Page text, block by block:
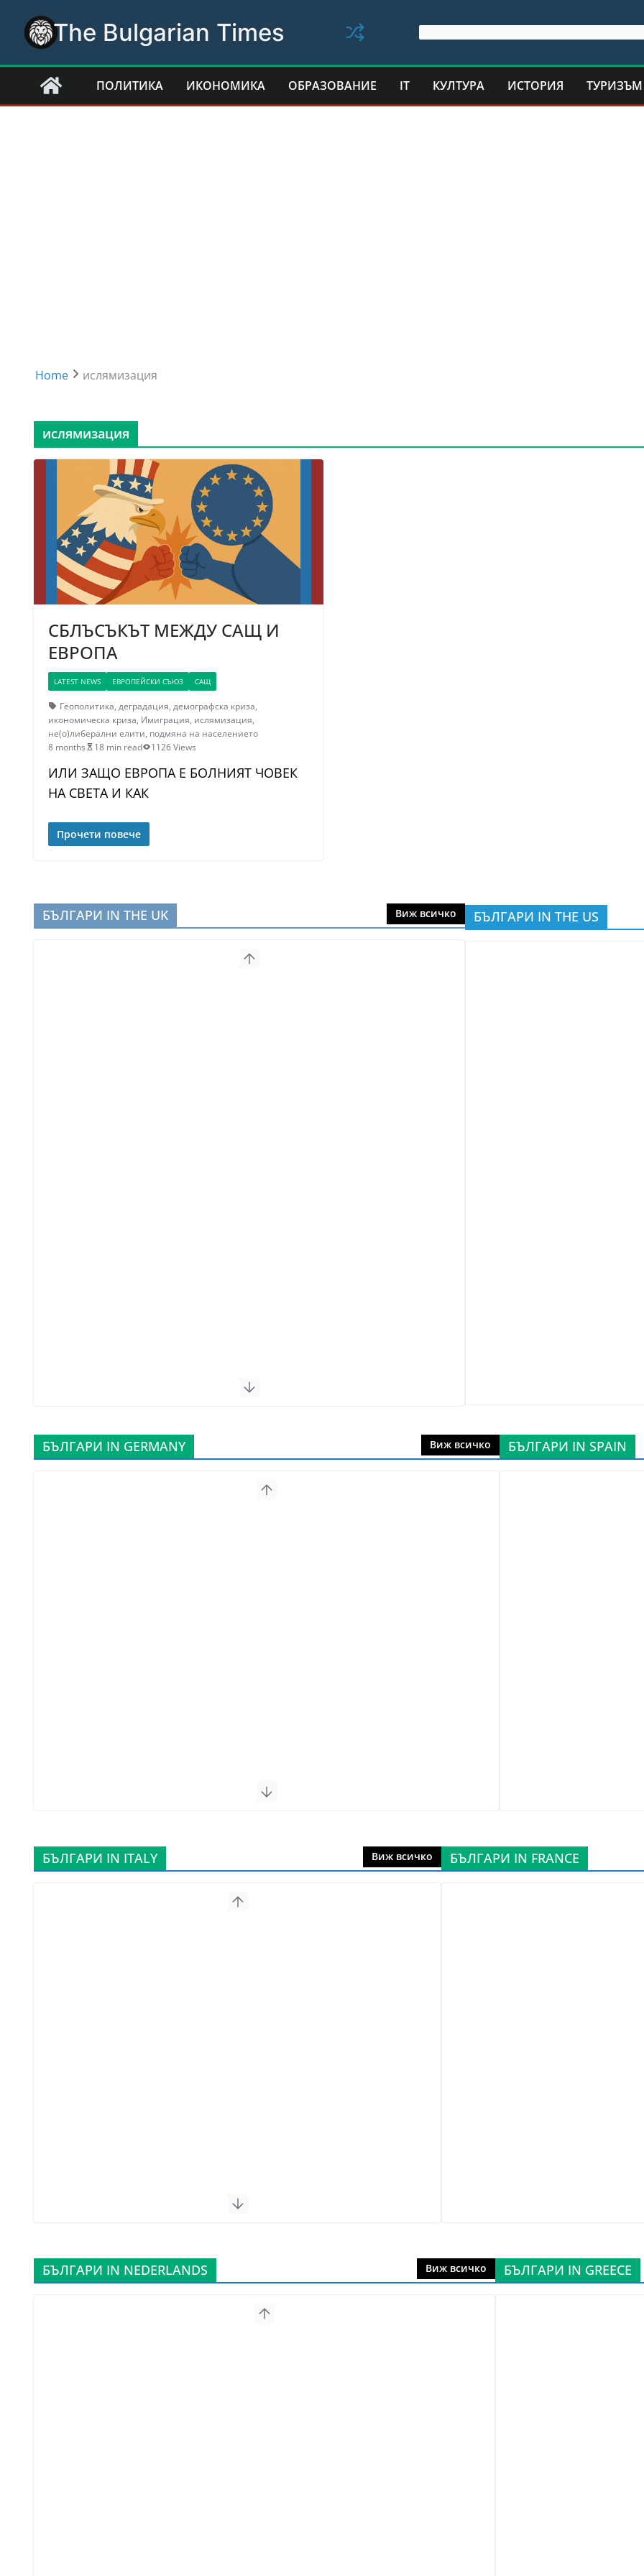
content
The Bulgarian Times
ПОЛИТИКА ИКОНОМИКА ОБРАЗОВАНИЕ IT КУЛТУРА ИСТОРИЯ ТУРИЗЪМ
Home ислямизация
ислямизация
СБЛЪСЪКЪТ МЕЖДУ САЩ И
ЕВРОПА
LATEST NEWS ЕВРОПЕЙСКИ СЪЮЗ САЩ
Геополитика, деградация, демографска криза,
икономическа криза, Имиграция, ислямизация,
не(о)либерални елити, подмяна на населението
8 months
18 min read 1126 Views
ИЛИ ЗАЩО ЕВРОПА Е БОЛНИЯТ ЧОВЕК
НА СВЕТА И КАК
Прочети повече
БЪЛГАРИ IN THE UK Виж всичко БЪЛГАРИ IN THE US
БЪЛГАРИ IN GERMANY Виж всичко БЪЛГАРИ IN SPAIN
БЪЛГАРИ IN ITALY Виж всичко БЪЛГАРИ IN FRANCE
БЪЛГАРИ IN NEDERLANDS Виж всичко БЪЛГАРИ IN GREECE